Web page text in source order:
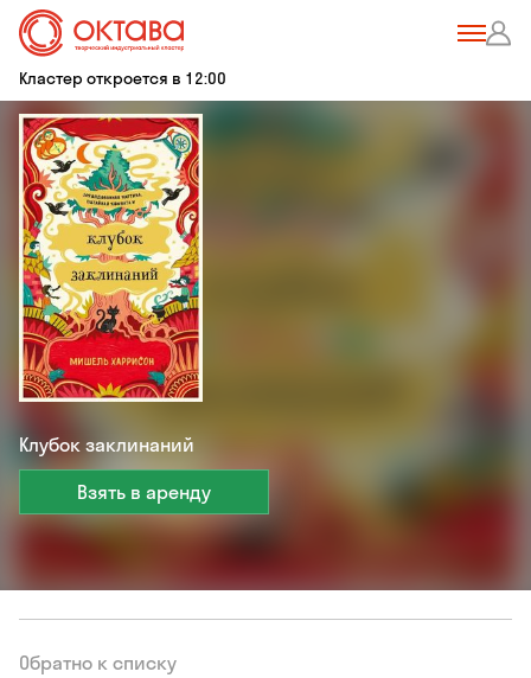
Кластер откроется в 12:00
Клубок заклинаний
Взять в аренду
Обратно к списку